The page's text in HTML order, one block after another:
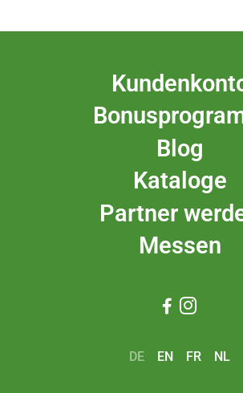
Blog
Kataloge
Partner
Messen
 
DE EN FR NL